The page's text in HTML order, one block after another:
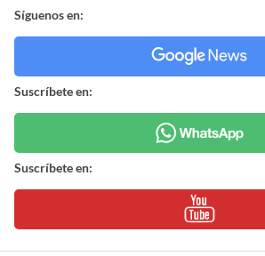
Síguenos en:
Suscríbete en:
Suscríbete en: